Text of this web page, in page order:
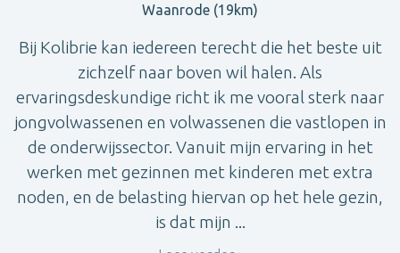
Waanrode (19km)
Bij Kolibrie kan iedereen terecht die het beste uit
zichzelf naar boven wil halen. Als
ervaringsdeskundige richt ik me vooral sterk naar
jongvolwassenen en volwassenen die vastlopen in
de onderwijssector. Vanuit mijn ervaring in het
werken met gezinnen met kinderen met extra
noden, en de belasting hiervan op het hele gezin,
is dat mijn ...